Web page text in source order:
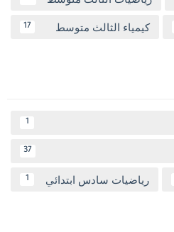
كيمياء الثالث متوسط 17
1
37
رياضيات سادس ابتدائي 1